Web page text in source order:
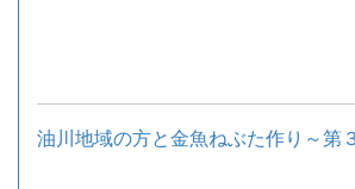
油川地域の方と金魚ねぶた作り～第